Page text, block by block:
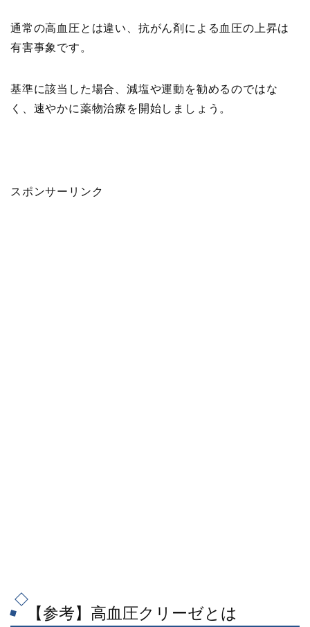
通常の高血圧とは違い、抗がん剤による血圧の上昇は
有害事象 です。
基準に該当した場合、減塩や運動を勧めるのではな
く、速やかに薬物治療を開始しましょう。
スポンサーリンク
【参考】高血圧クリーゼとは